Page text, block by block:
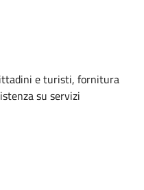
e turisti, fornitura
su servizi